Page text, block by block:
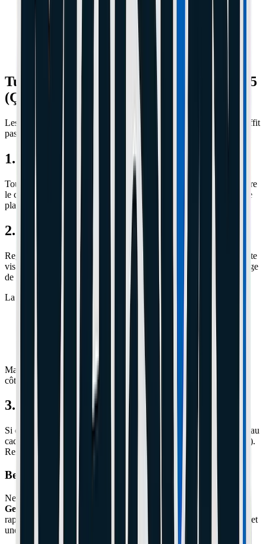
Tuto : Régler le frein d'une Xiaomi M365
(Ça ne freine plus ?)
Les plaquettes s'usent, c'est normal. Mais sur une Xiaomi, il ne suffit
pas de tendre le câble. Il y a un secret : la "Plaquette Fixe".
1. Tendre le câble (L'erreur classique)
Tout le monde fait ça : on dévisse la vis sur le bras de l'étrier, on tire
le câble, on resserre. C'est bien, mais ça ne rapproche qu'une seule
plaquette (la mobile). Si vous tendez trop, le disque va frotter.
2. Le Secret : La Plaquette Fixe
Regardez à travers la roue, de l'autre côté de l'étrier. Il y a une petite
vis Allen cachée argentée (souvent du 2.5 ou 3mm). C'est le réglage
de la plaquette intérieure (celle qui ne bouge pas).
La méthode parfaite :
Vissez cette vis cachée pour rapprocher la plaquette fixe du
Arrêtez dès que ça frotte légèrement (tchick tchick tchick).
Dévissez d'un quart de tour pour que ça ne frotte plus.
Maintenant, votre disque est pris en sandwich bien serré des deux
côtés. Le freinage sera mordant !
3. Centrer l'étrier
Si ça frotte toujours, dévissez les 2 grosses vis qui tiennent l'étrier au
cadre. Freinez à fond avec la poignée maintenue (rislan ou copain).
Resserrez les vis. L'étrier est parfaitement centré.
Besoin d'un expert à Cannes ou Le Cannet ?
Ne prenez pas de risques avec votre matériel. L'atelier
Geek
situé à Cannes (06) prend en charge cette réparation
rapidement avec un diagnostic professionnel, des pièces certifiées et
une garantie de 1 an.